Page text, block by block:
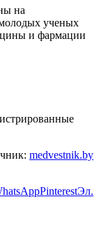
на
ученых
и фармации
medvestnik.by
PinterestЭл.